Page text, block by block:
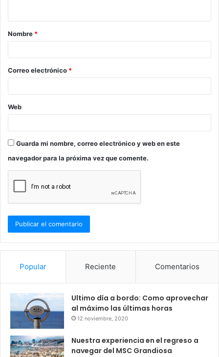
a
r
*
Nombre *
Correo electrónico *
Web
Guarda mi nombre, correo electrónico y web en este
navegador para la próxima vez que comente.
Popular Reciente Comentarios
Ultimo día a bordo: Como aprovechar
al máximo las últimas horas
12 noviembre, 2020
Nuestra experiencia en el regreso a
navegar del MSC Grandiosa